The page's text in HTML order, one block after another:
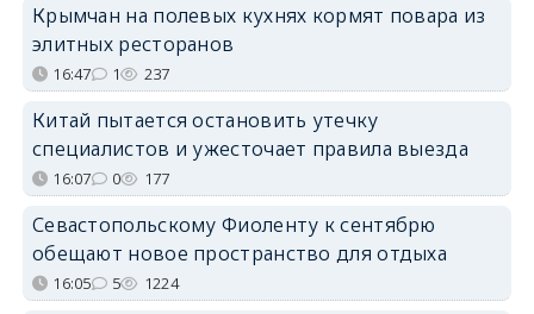
Крымчан на полевых кухнях кормят повара из
элитных ресторанов
16:47 1 237
Китай пытается остановить утечку
специалистов и ужесточает правила выезда
16:07 0 177
Севастопольскому Фиоленту к сентябрю
обещают новое пространство для отдыха
16:05 5 1224